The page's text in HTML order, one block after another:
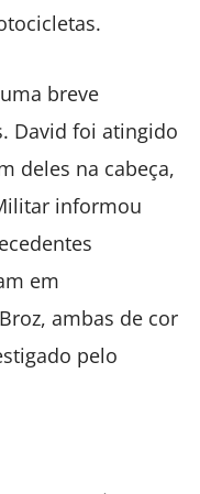
breve
David foi atingido
deles na cabeça,
informou
em
ambas de cor
pelo